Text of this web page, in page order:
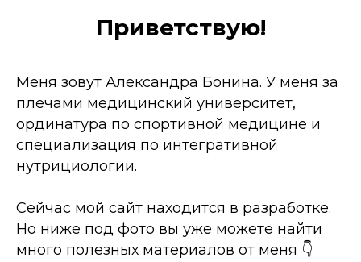
Приветствую!
Меня зовут Александра Бонина. У меня за
плечами медицинский университет,
ординатура по спортивной медицине и
специализация по интегративной
нутрициологии.
Сейчас мой сайт находится в разработке.
Но ниже под фото вы уже можете найти
много полезных материалов от меня 👇